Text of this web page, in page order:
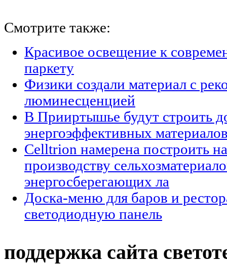
Смотрите также:
Красивое освещение к
паркету
Физики создали материал с
люминесценцией
В Прииртышье будут строить
энергоэффективных
Celltrion намерена построить
производству
энергосберегающих ла
Доска-меню для баров и
светодиодную панель
поддержка сайта